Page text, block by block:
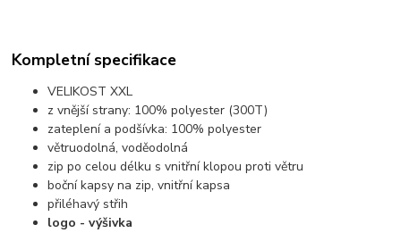
Kompletní specifikace
VELIKOST XXL
z vnější strany: 100% polyester (300T)
zateplení a podšívka: 100% polyester
větruodolná, voděodolná
zip po celou délku s vnitřní klopou proti větru
boční kapsy na zip, vnitřní kapsa
přiléhavý střih
logo - výšivka